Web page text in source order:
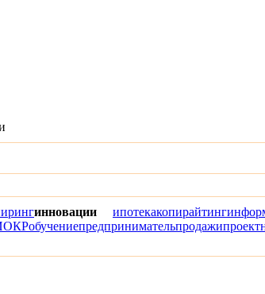
инновации ипотекакопирайтинг
обучениепредпринимательпродажи